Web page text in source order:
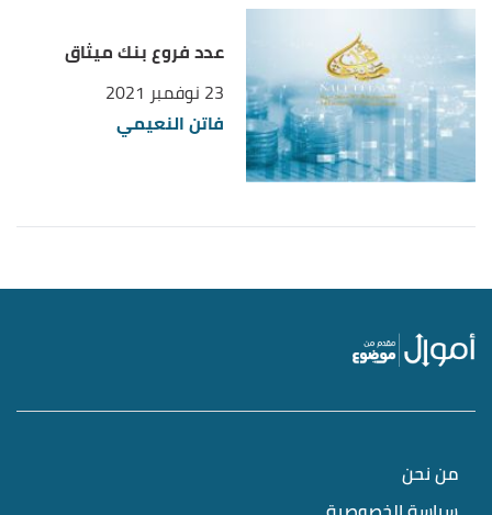
عدد فروع بنك ميثاق
23 نوفمبر 2021
فاتن النعيمي
من نحن